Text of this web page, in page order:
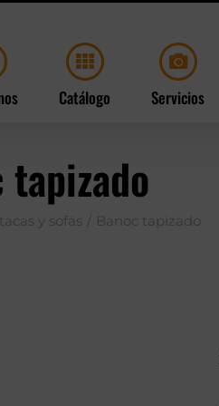
Catálogo Servicios
tapizado
y sofás Banoc tapizado